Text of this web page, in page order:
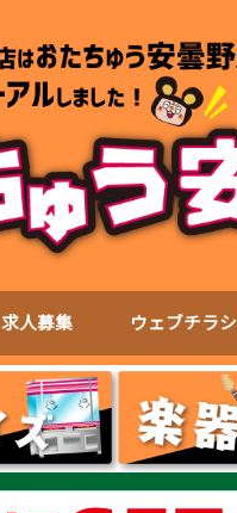
求人募集 ウェブチラシ